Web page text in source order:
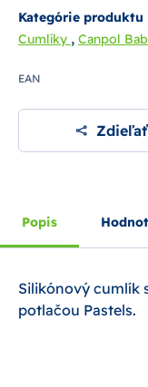
Kategórie produktu
Cumlíky , Canpol
EAN
Zdieľať
Popis
Silikónový cumlík
potlačou Pastels.